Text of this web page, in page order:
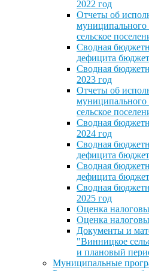
2022 год
Отчеты об
сельское
Сводная
дефицита
Сводная
2023 год
Отчеты об
сельское
Сводная
2024 год
Сводная
дефицита
Сводная
дефицита
Сводная
2025 год
Оценка
Оценка
Документы и
"Винницкое
и плановый
Муниципальные